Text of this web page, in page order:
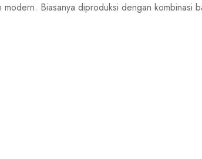
Biasanya diproduksi dengan kombinasi